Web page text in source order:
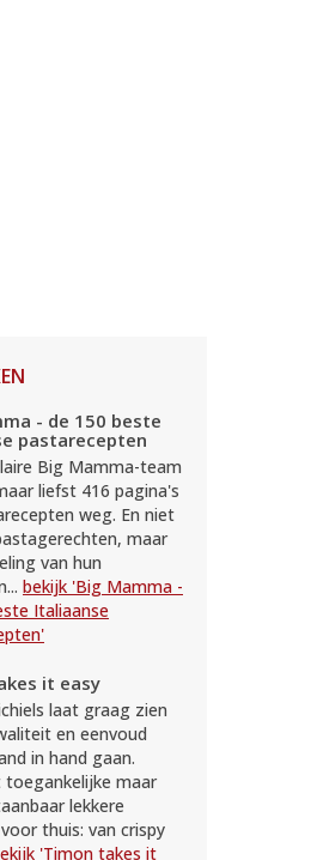
- de 150 beste
pastarecepten
Big Mamma-team
liefst 416 pagina's
weg. En niet
maar
van hun
bekijk 'Big Mamma -
Italiaanse
it easy
laat graag zien
en eenvoud
in hand gaan.
toegankelijke maar
lekkere
thuis: van crispy
'Timon takes it